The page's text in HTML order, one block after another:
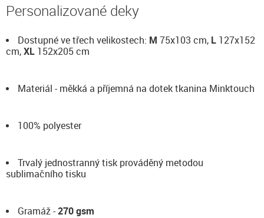
Personalizované deky
Dostupné ve třech velikostech: M 75x103 cm, L 127x152
cm,XL 152x205 cm
Materiál - měkká a příjemná na dotek tkanina Minktouch
100% polyester
Trvalý jednostranný tisk prováděný metodou
sublimačního tisku
Gramáž -270 gsm